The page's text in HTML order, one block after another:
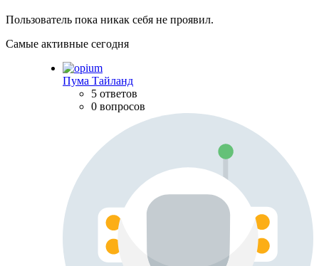
Пользователь пока никак себя не проявил.
Самые активные сегодня
Пума Тайланд
5 ответов
0 вопросов